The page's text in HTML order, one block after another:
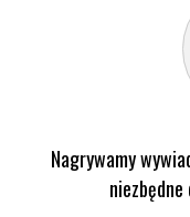
Nagrywamy